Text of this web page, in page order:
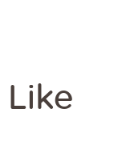
Like